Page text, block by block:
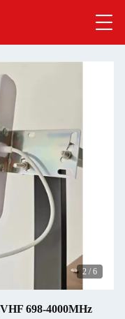
2 / 6
698-4000MHz